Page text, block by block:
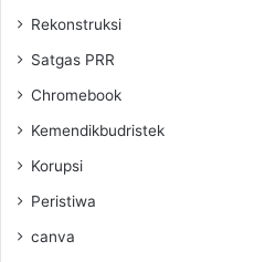
Rekonstruksi
Satgas PRR
Chromebook
Kemendikbudristek
Korupsi
Peristiwa
canva